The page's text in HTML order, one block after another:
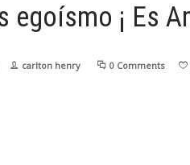
egoísmo ¡ Es
carlton henry 0 Comments